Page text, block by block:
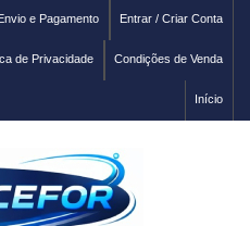
Entrar / Criar Conta
e Pagamento
Condições de Venda
de Privacidade
Início